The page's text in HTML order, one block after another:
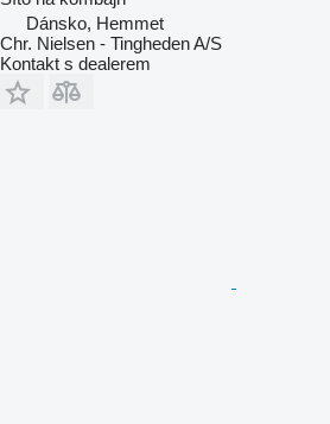
Dánsko, Hemmet
Chr. Nielsen - Tingheden A/S
Kontakt s dealerem